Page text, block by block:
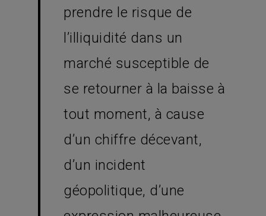
prendre le risque de
l’illiquidité dans un
marché susceptible de
se retourner à la baisse à
tout moment, à cause
d’un chiffre décevant,
d’un incident
géopolitique, d’une